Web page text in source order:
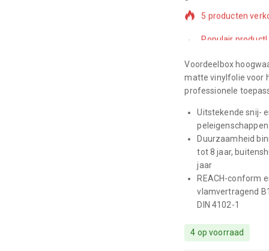
Populair
Voordeelbox
matte vinylfolie voor
professionele
Uitstekende snij-
peleigenschappen
Duurzaamheid
tot 8 jaar,
jaar
REACH-conform
vlamvertragend
DIN 4102-1
4 op voorraad